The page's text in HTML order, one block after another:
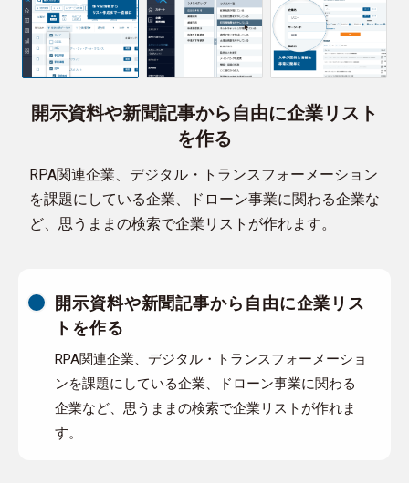
開示資料や新聞記事から自由に企業リス
トを作る
RPA関連企業、デジタル・トランスフォーメーショ
ンを課題にしている企業、ドローン事業に関わる
企業など、思うままの検索で企業リストが作れま
す。
開示資料や新聞記事から自由に企業リスト
を作る
RPA関連企業、デジタル・トランスフォーメーション
を課題にしている企業、ドローン事業に関わる企業な
ど、思うままの検索で企業リストが作れます。